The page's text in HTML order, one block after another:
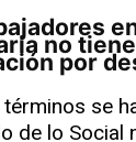
no
por
términos se
de lo Social